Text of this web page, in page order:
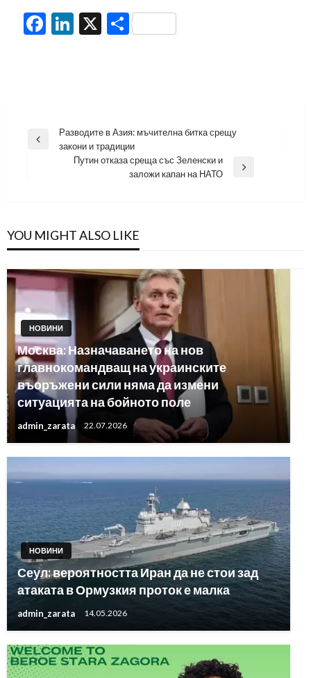
Facebook
LinkedIn
X Share
Навигация
Previous
Разводите в Азия: мъчителна битка срещу
закони и традиции
Путин отказа среща със Зеленски и
заложи капан на НАТО
YOU MIGHT ALSO LIKE
НОВИНИ
Москва: Назначаването на нов
главнокомандващ на украинските
въоръжени сили няма да измени
ситуацията на бойното поле
admin_zarata 22.07.2026
НОВИНИ
Сеул: вероятността Иран да не стои зад
атаката в Ормузкия проток е малка
admin_zarata 14.05.2026